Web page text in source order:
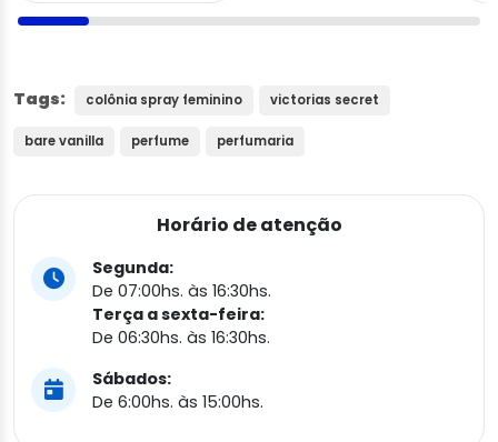
Tags: colônia spray feminino victorias secret
bare vanilla perfume perfumaria
Horário de atenção
Segunda:
De 07:00hs. às 16:30hs.
Terça a sexta-feira:
De 06:30hs. às 16:30hs.
Sábados:
De 6:00hs. às 15:00hs.